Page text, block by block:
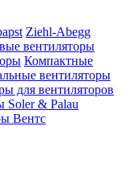
Ziehl-Abegg
вентиляторы
Компактные
вентиляторы
для вентиляторов
Soler & Palau
Вентс